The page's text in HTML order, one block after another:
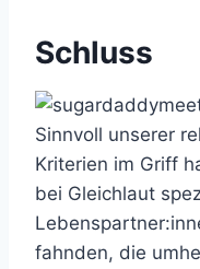
Schluss
Sinnvoll unserer
Kriterien im Griff
bei Gleichlaut
fahnden, die